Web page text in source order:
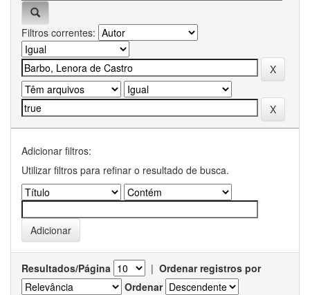
Filtros correntes:
Adicionar filtros:
Utilizar filtros para refinar o resultado de busca.
Resultados/Página | Ordenar registros por
Ordenar